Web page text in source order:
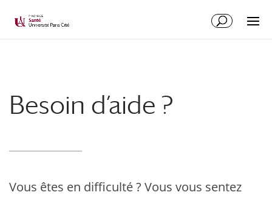
Besoin d’aide ?
Vous êtes en difficulté ? Vous vous sentez